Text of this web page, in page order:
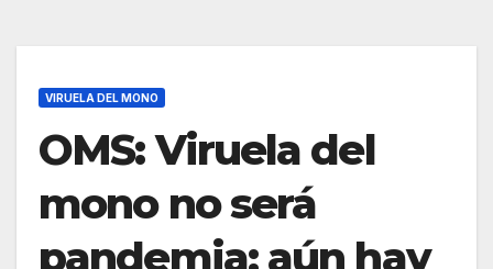
VIRUELA DEL MONO
OMS: Viruela del
mono no será
pandemia; aún hay